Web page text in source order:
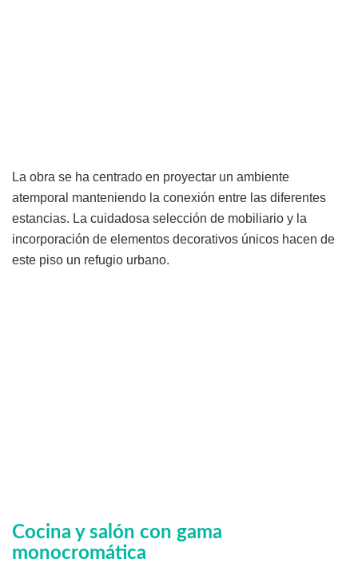
La obra se ha centrado en proyectar un ambiente
atemporal manteniendo la conexión entre las diferentes
estancias. La cuidadosa selección de mobiliario y la
incorporación de elementos decorativos únicos hacen de
este piso un refugio urbano.
Cocina y salón con gama
monocromática